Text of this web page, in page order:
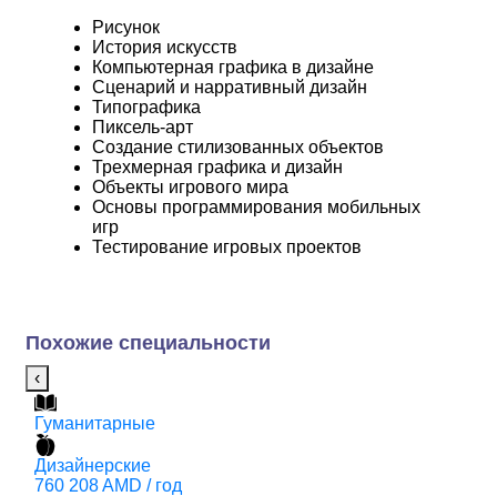
Рисунок
История искусств
Компьютерная графика в дизайне
Сценарий и нарративный дизайн
Типографика
Пиксель-арт
Создание стилизованных объектов
Трехмерная графика и дизайн
Объекты игрового мира
Основы программирования мобильных
игр
Тестирование игровых проектов
Похожие специальности
‹
Гуманитарные
Дизайнерские
760 208 AMD / год